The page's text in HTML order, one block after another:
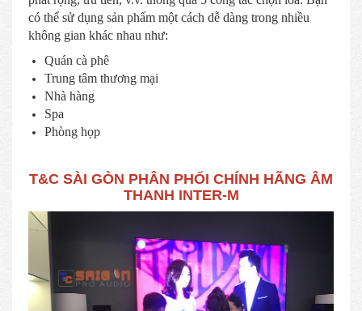
có thể sử dụng sản phẩm một cách dễ dàng trong nhiều
không gian khác nhau như:
Quán cà phê
Trung tâm thương mại
Nhà hàng
Spa
Phòng họp
T&C SÀI GÒN PHÂN PHỐI CHÍNH HÃNG ÂM
THANH INTER-M